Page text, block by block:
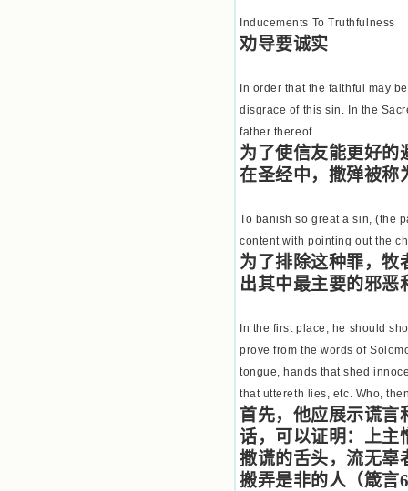
Inducements To Truthfulness
劝导要诚实
In order that the faithful may
disgrace of this sin. In the
father thereof.
为了使信友能更好的
在圣经中，撒殚被称
To banish so great a sin, (the
content with pointing out the
为了排除这种罪，牧
出其中最主要的邪恶
In the first place, he should
prove from the words of
tongue, hands that shed
that uttereth lies, etc. Who,
首先，他应展示谎言
话，可以证明：上主
撒谎的舌头，流无辜
搬弄是非的人（箴言